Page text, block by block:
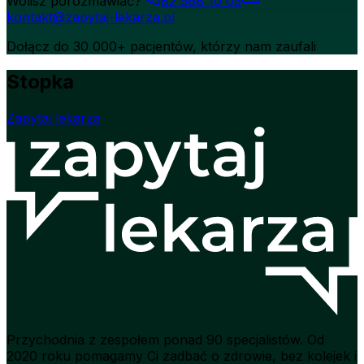
kontakt@zapytaj-lekarza.pl
Dołącz do 30 000+ pacjentów, którzy nam zaufali
Stopka
Zapytaj lekarza
Przychodnia z zespołem ponad 90 specjalistów. Od
2020 roku pomagamy Ci zadbać o zdrowie, bez kolejek i